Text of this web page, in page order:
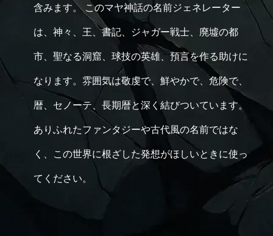
含みます。 このマヤ神話の名前ジェネレーター
は、神々、王、書記、ジャガー戦士、廃墟の都
市、聖なる洞窟、球技の英雄、預言を作る助けに
なります。雰囲気は敬虔で、鮮やかで、危険で、
暦、セノーテ、長期暦と深く結びついています。
ありふれたファンタジーや古代風の名前ではな
く、この世界に根ざした発想がほしいときに使っ
てください。